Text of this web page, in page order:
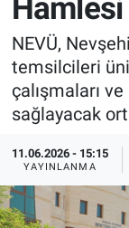
Hamlesi
NEVÜ,
temsilcileri
çalışmaları
sağlayacak
11.06.2026 - 15:15
YAYINLANMA
Sağlık
Yerel
Genel
Asayiş
İlan -
Türkiye
Sizden
Yaşam
Sağlık
İlan -
Türkiye
Sizden